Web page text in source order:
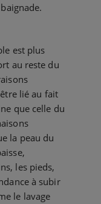
est plus
au reste du
lié au fait
que celle du
la peau du
les pieds,
à subir
le lavage